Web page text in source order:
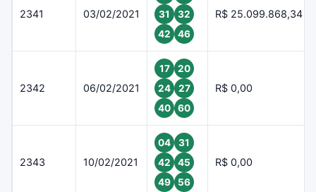
2341 03/02/2021
31
32
42
46
R$ 25.099.868,34
2342 06/02/2021
17
20
24
27
40
60
R$ 0,00
2343 10/02/2021
04
31
42
45
49
56
R$ 0,00